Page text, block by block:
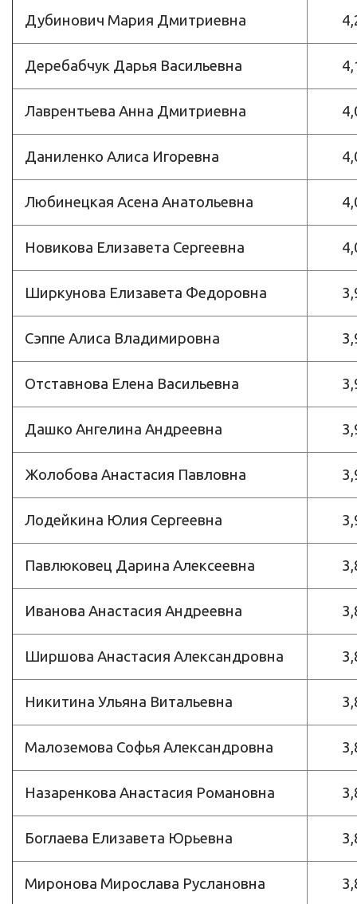
Дубинович Мария Дмитриевна
Деребабчук Дарья Васильевна
Лаврентьева Анна Дмитриевна
Даниленко Алиса Игоревна
Любинецкая Асена Анатольевна
Новикова Елизавета Сергеевна
Ширкунова Елизавета Федоровна
Сэппе Алиса Владимировна
Отставнова Елена Васильевна
Дашко Ангелина Андреевна
Жолобова Анастасия Павловна
Лодейкина Юлия Сергеевна
Павлюковец Дарина Алексеевна
Иванова Анастасия Андреевна
Ширшова Анастасия Александровна
Никитина Ульяна Витальевна
Малоземова Софья Александровна
Назаренкова Анастасия Романовна
Боглаева Елизавета Юрьевна
Миронова Мирослава Руслановна